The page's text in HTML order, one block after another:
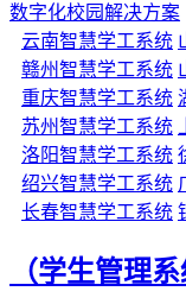
数字化校园解决方案
云南智慧学工系统
赣州智慧学工系统
重庆智慧学工系统
苏州智慧学工系统
洛阳智慧学工系统
绍兴智慧学工系统
长春智慧学工系统
（学生管理